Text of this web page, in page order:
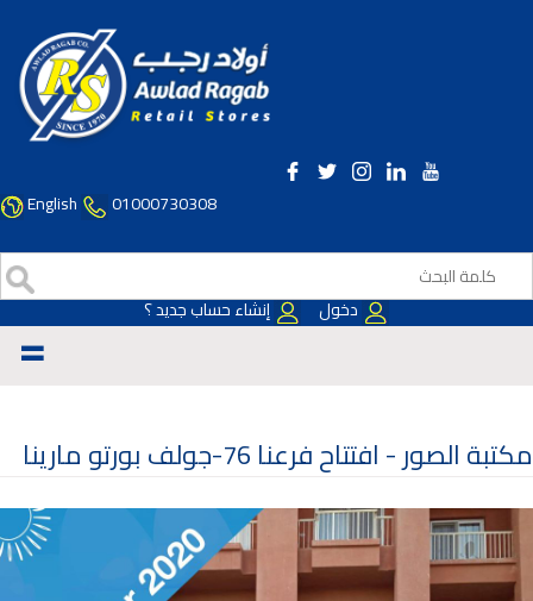
English 01000730308
دخول إنشاء حساب جديد ؟ =
مكتبة الصور -افتتاح فرعنا 76-جولف بورتو مارينا